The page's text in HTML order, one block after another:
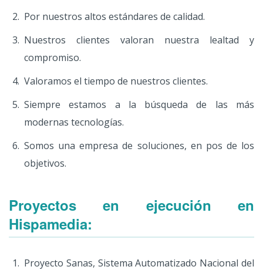
Por nuestros altos estándares de calidad.
Nuestros clientes valoran nuestra lealtad y
compromiso.
Valoramos el tiempo de nuestros clientes.
Siempre estamos a la búsqueda de las más
modernas tecnologías.
Somos una empresa de soluciones, en pos de los
objetivos.
Proyectos en ejecución en
Hispamedia:
Proyecto Sanas, Sistema Automatizado Nacional del